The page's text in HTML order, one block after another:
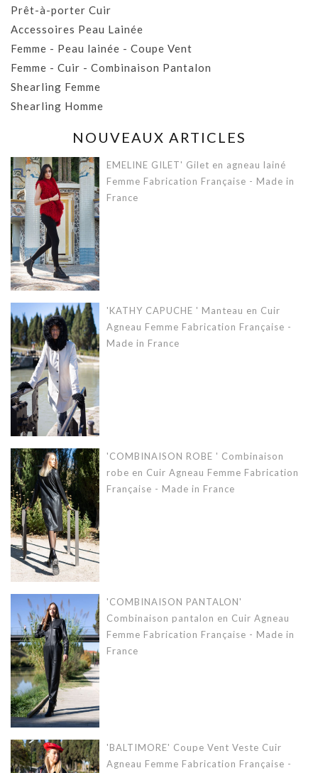
Prêt-à-porter Cuir
Accessoires Peau Lainée
Femme - Peau lainée - Coupe Vent
Femme - Cuir - Combinaison Pantalon
Shearling Femme
Shearling Homme
NOUVEAUX ARTICLES
EMELINE GILET' Gilet en agneau lainé
Femme Fabrication Française - Made in
France
'KATHY CAPUCHE ' Manteau en Cuir
Agneau Femme Fabrication Française -
Made in France
'COMBINAISON ROBE ' Combinaison
robe en Cuir Agneau Femme Fabrication
Française - Made in France
'COMBINAISON PANTALON'
Combinaison pantalon en Cuir Agneau
Femme Fabrication Française - Made in
France
'BALTIMORE' Coupe Vent Veste Cuir
Agneau Femme Fabrication Française -